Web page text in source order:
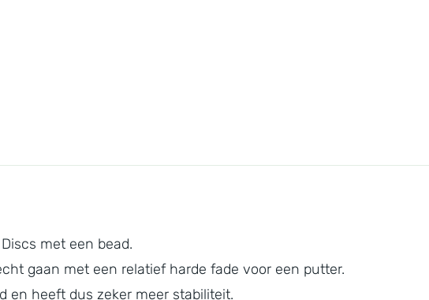
met een bead.
gaan met een relatief harde fade voor een putter.
en heeft dus zeker meer stabiliteit.